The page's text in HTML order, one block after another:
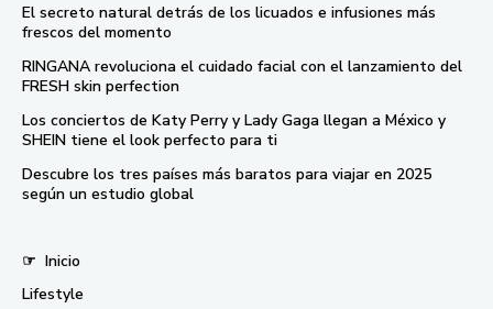
El secreto natural detrás de los licuados e infusiones más
frescos del momento
RINGANA revoluciona el cuidado facial con el lanzamiento del
FRESH skin perfection
Los conciertos de Katy Perry y Lady Gaga llegan a México y
SHEIN tiene el look perfecto para ti
Descubre los tres países más baratos para viajar en 2025
según un estudio global
☞ Inicio
Lifestyle